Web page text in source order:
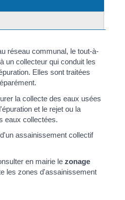
réseau communal, le tout-à-
un collecteur qui conduit les
Elles sont traitées
la collecte des eaux usées
et le rejet ou la
eaux collectées.
assainissement collectif
en mairie lezonage
les zones d'assainissement